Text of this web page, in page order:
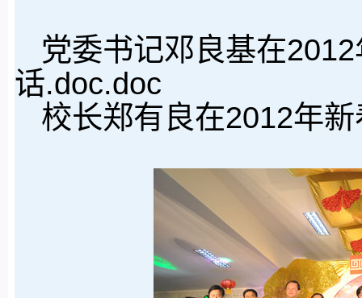
党委书记邓良基在
话.doc.doc
校长郑有良在2012年